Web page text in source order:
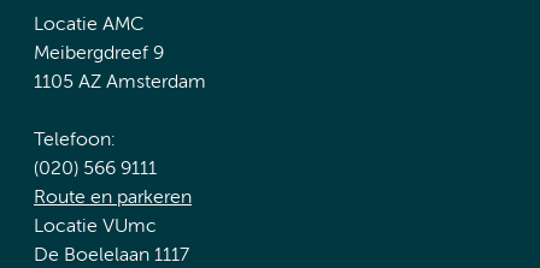
Locatie AMC
Meibergdreef 9
1105 AZ Amsterdam
Telefoon:
(020) 566 9111
Route en parkeren
Locatie VUmc
De Boelelaan 1117